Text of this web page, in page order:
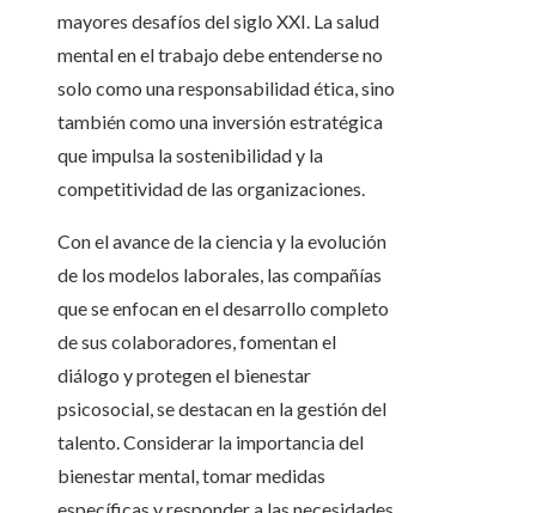
mayores desafíos del siglo XXI. La salud
mental en el trabajo debe entenderse no
solo como una responsabilidad ética, sino
también como una inversión estratégica
que impulsa la sostenibilidad y la
competitividad de las organizaciones.
Con el avance de la ciencia y la evolución
de los modelos laborales, las compañías
que se enfocan en el desarrollo completo
de sus colaboradores, fomentan el
diálogo y protegen el bienestar
psicosocial, se destacan en la gestión del
talento. Considerar la importancia del
bienestar mental, tomar medidas